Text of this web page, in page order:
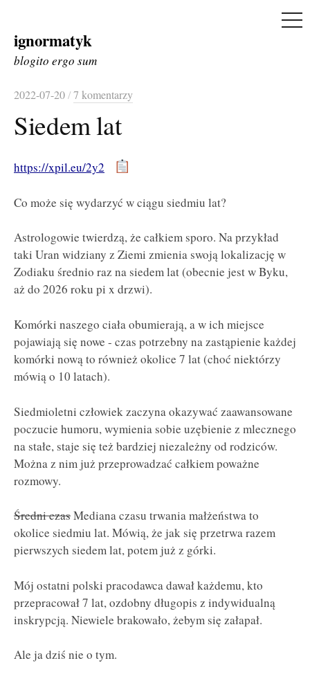
Skip
to
ignormatyk
blogito ergo sum
2022-07-20/7 komentarzy
Siedem lat
https://xpil.eu/2y2
Co może się wydarzyć w ciągu siedmiu lat?
Astrologowie twierdzą, że całkiem sporo. Na przykład
taki Uran widziany z Ziemi zmienia swoją lokalizację w
Zodiaku średnio raz na siedem lat (obecnie jest w Byku,
aż do 2026 roku pi x drzwi).
Komórki naszego ciała obumierają, a w ich miejsce
pojawiają się nowe - czas potrzebny na zastąpienie każdej
komórki nową to również okolice 7 lat (choć niektórzy
mówią o 10 latach).
Siedmioletni człowiek zaczyna okazywać zaawansowane
poczucie humoru, wymienia sobie uzębienie z mlecznego
na stałe, staje się też bardziej niezależny od rodziców.
Można z nim już przeprowadzać całkiem poważne
rozmowy.
Średni czasMediana czasu trwania małżeństwa to
okolice siedmiu lat. Mówią, że jak się przetrwa razem
pierwszych siedem lat, potem już z górki.
Mój ostatni polski pracodawca dawał każdemu, kto
przepracował 7 lat, ozdobny długopis z indywidualną
inskrypcją. Niewiele brakowało, żebym się załapał.
Ale ja dziś nie o tym.